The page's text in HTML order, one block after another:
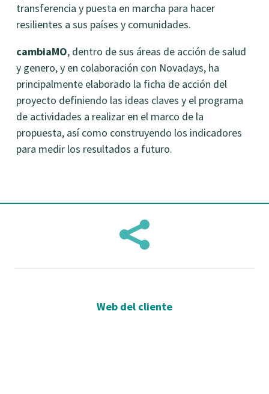
transferencia y puesta en marcha para hacer
resilientes a sus países y comunidades.
cambiaMO, dentro de sus áreas de acción de salud
y genero, y en colaboración con Novadays, ha
principalmente elaborado la ficha de acción del
proyecto definiendo las ideas claves y el programa
de actividades a realizar en el marco de la
propuesta, así como construyendo los indicadores
para medir los resultados a futuro.

Web del cliente